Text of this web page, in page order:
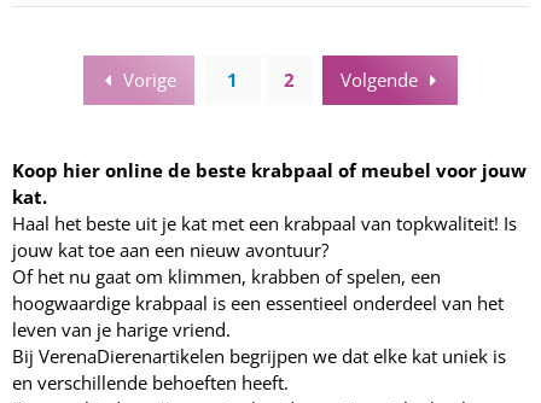
Vorige 1 2 Volgende
Koop hier online de beste krabpaal of meubel voor jouw
kat.
Haal het beste uit je kat met een krabpaal van topkwaliteit! Is
jouw kat toe aan een nieuw avontuur?
Of het nu gaat om klimmen, krabben of spelen, een
hoogwaardige krabpaal is een essentieel onderdeel van het
leven van je harige vriend.
Bij VerenaDierenartikelen begrijpen we dat elke kat uniek is
en verschillende behoeften heeft.